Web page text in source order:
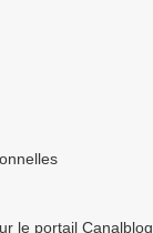
le portail Canalblog